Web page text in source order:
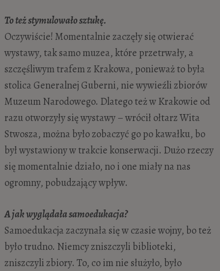
To też stymulowało sztukę.
Oczywiście! Momentalnie zaczęły się otwierać
wystawy, tak samo muzea, które przetrwały, a
szczęśliwym trafem z Krakowa, ponieważ to była
stolica Generalnej Guberni, nie wywieźli zbiorów
Muzeum Narodowego. Dlatego też w Krakowie od
razu otworzyły się wystawy – wrócił ołtarz Wita
Stwosza, można było zobaczyć go po kawałku, bo
był wystawiony w trakcie konserwacji. Dużo rzeczy
się momentalnie działo, no i one miały na nas
ogromny, pobudzający wpływ.
A jak wyglądała samoedukacja?
Samoedukacja zaczynała się w czasie wojny, bo też
było trudno. Niemcy zniszczyli biblioteki,
zniszczyli zbiory. To, co im nie służyło, było